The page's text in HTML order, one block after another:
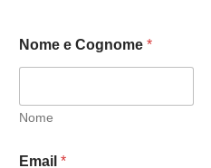
Nome e Cognome *
Nome
Email *